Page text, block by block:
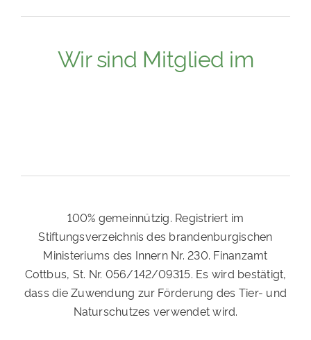
Wir sind Mitglied im
100% gemeinnützig. Registriert im
Stiftungsverzeichnis des brandenburgischen
Ministeriums des Innern Nr. 230. Finanzamt
Cottbus, St. Nr. 056/142/09315. Es wird bestätigt,
dass die Zuwendung zur Förderung des Tier- und
Naturschutzes verwendet wird.